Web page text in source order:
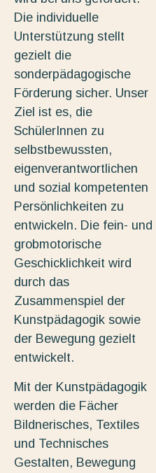
Die individuelle
Unterstützung stellt
gezielt die
sonderpädagogische
Förderung sicher. Unser
Ziel ist es, die
SchülerInnen zu
selbstbewussten,
eigenverantwortlichen
und sozial kompetenten
Persönlichkeiten zu
entwickeln. Die fein- und
grobmotorische
Geschicklichkeit wird
durch das
Zusammenspiel der
Kunstpädagogik sowie
der Bewegung gezielt
entwickelt.
Mit der Kunstpädagogik
werden die Fächer
Bildnerisches, Textiles
und Technisches
Gestalten, Bewegung